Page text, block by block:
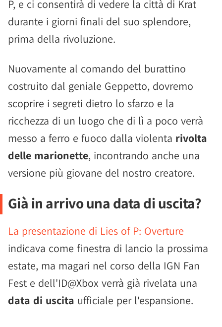
P, e ci consentirà di vedere la città di Krat
durante i giorni finali del suo splendore,
prima della rivoluzione.
Nuovamente al comando del burattino
costruito dal geniale Geppetto, dovremo
scoprire i segreti dietro lo sfarzo e la
ricchezza di un luogo che di lì a poco verrà
messo a ferro e fuoco dalla violenta rivolta
delle marionette, incontrando anche una
versione più giovane del nostro creatore.
Già in arrivo una data di uscita?
La presentazione di Lies of P: Overture
indicava come finestra di lancio la prossima
estate, ma magari nel corso della IGN Fan
Fest e dell'ID@Xbox verrà già rivelata una
data di uscita ufficiale per l'espansione.